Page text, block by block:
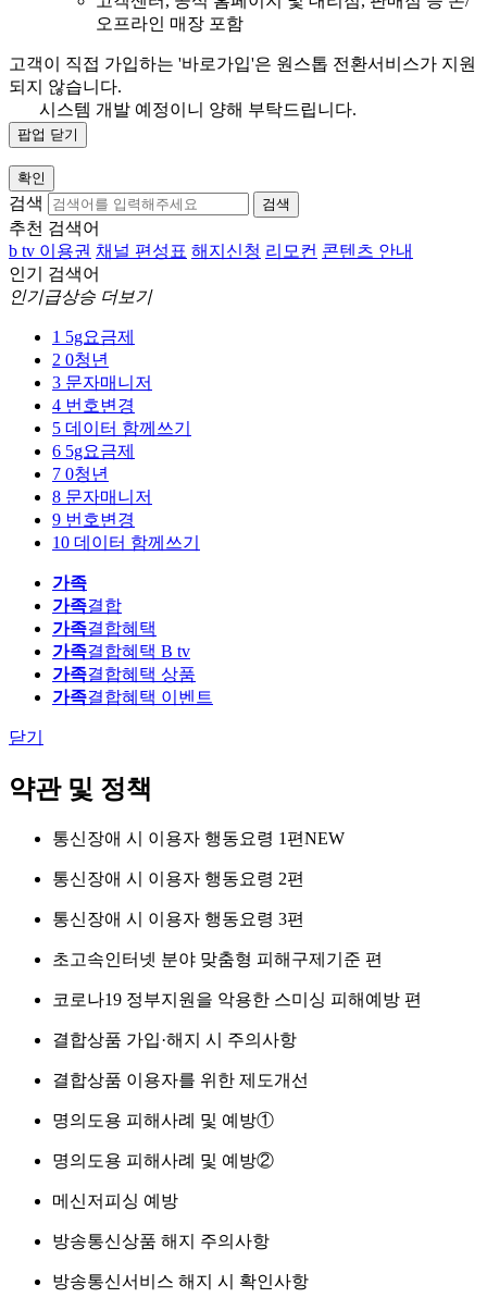
오프라인 매장 포함
고객이 직접 가입하는 '바로가입'은 원스톱 전환서비스가 지원
되지 않습니다.
시스템 개발 예정이니 양해 부탁드립니다.
팝업 닫기
확인
검색 검색
추천 검색어
b tv 이용권 채널 편성표 해지신청 리모컨 콘텐츠 안내
인기 검색어
인기급상승 더보기
1 5g요금제
2 0청년
3 문자매니저
4 번호변경
5 데이터 함께쓰기
6 5g요금제
7 0청년
8 문자매니저
9 번호변경
10 데이터 함께쓰기
가족
가족결합
가족결합혜택
가족결합혜택 B tv
가족결합혜택 상품
가족결합혜택 이벤트
닫기
약관 및 정책
통신장애 시 이용자 행동요령 1편NEW
통신장애 시 이용자 행동요령 2편
통신장애 시 이용자 행동요령 3편
초고속인터넷 분야 맞춤형 피해구제기준 편
코로나19 정부지원을 악용한 스미싱 피해예방 편
결합상품 가입·해지 시 주의사항
결합상품 이용자를 위한 제도개선
명의도용 피해사례 및 예방①
명의도용 피해사례 및 예방②
메신저피싱 예방
방송통신상품 해지 주의사항
방송통신서비스 해지 시 확인사항